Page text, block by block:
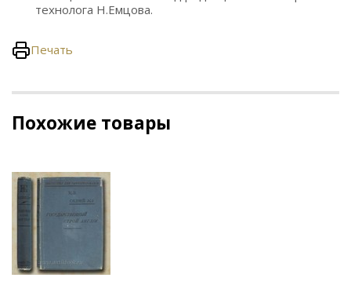
технолога Н.Емцова.
Печать
Похожие товары